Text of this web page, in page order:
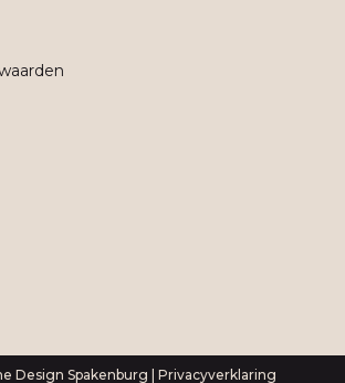
Design Spakenburg | Privacyverklaring